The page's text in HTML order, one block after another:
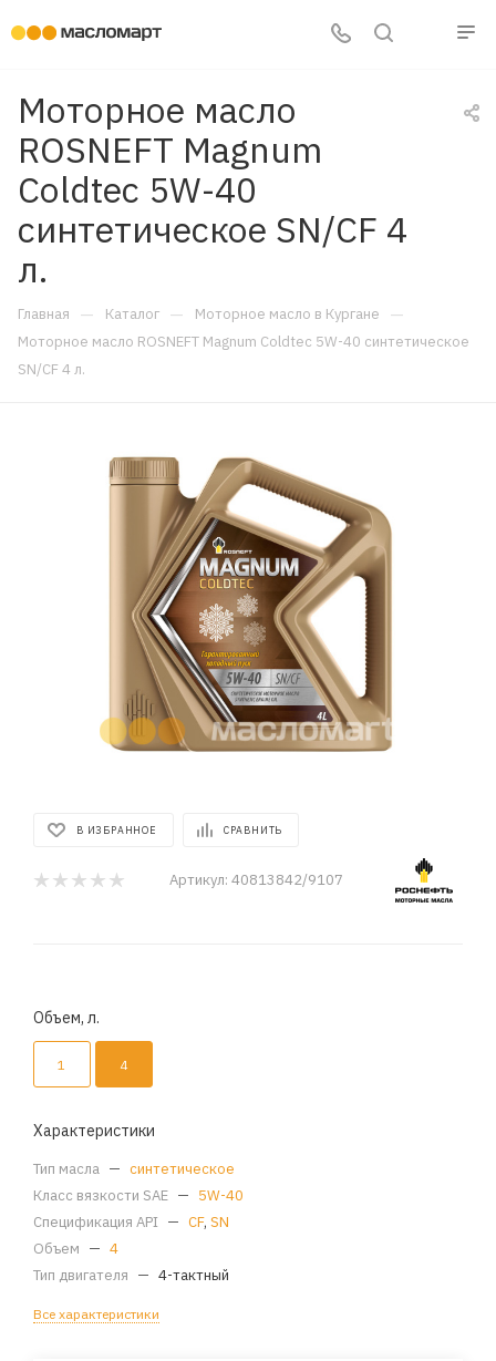
Моторное масло
ROSNEFT Magnum
Coldtec 5W-40
синтетическое SN/CF 4
л.
Главная — Каталог — Моторное масло в Кургане —
Моторное масло ROSNEFT Magnum Coldtec 5W-40 синтетическое
SN/CF 4 л.
В ИЗБРАННОЕ СРАВНИТЬ
Артикул: 40813842/9107
Объем, л.
1 4
Характеристики
Тип масла — синтетическое
Класс вязкости SAE — 5W-40
Спецификация API — CF, SN
Объем — 4
Тип двигателя — 4-тактный
Все характеристики